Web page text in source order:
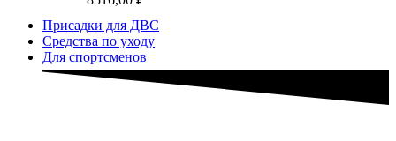
Присадки для ДВС
Средства по уходу
Для спортсменов